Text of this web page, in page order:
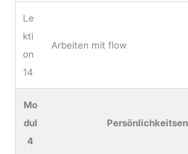
Le
kti
on
14
Arbeiten mit flow
Mo
dul
4